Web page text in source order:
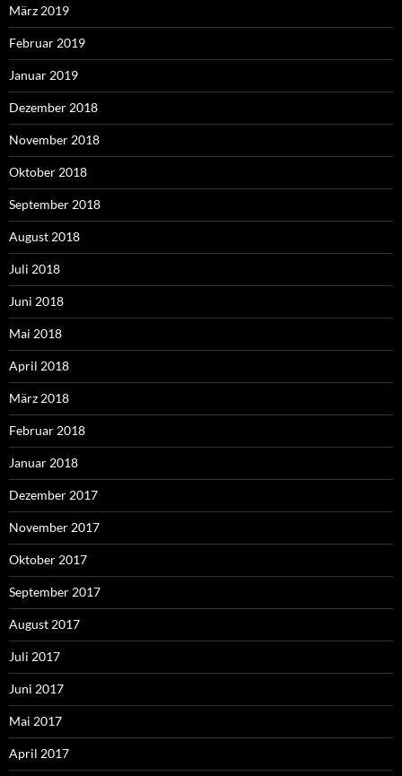
März 2019
Februar 2019
Januar 2019
Dezember 2018
November 2018
Oktober 2018
September 2018
August 2018
Juli 2018
Juni 2018
Mai 2018
April 2018
März 2018
Februar 2018
Januar 2018
Dezember 2017
November 2017
Oktober 2017
September 2017
August 2017
Juli 2017
Juni 2017
Mai 2017
April 2017